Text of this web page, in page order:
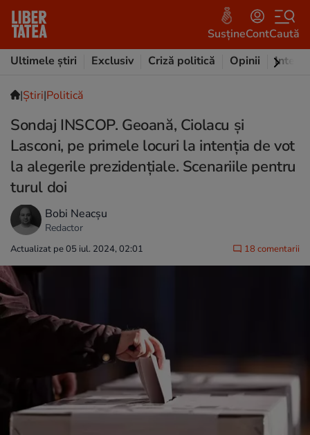
SusțineContCaută
Ultimele știri
Exclusiv Criză politică Opinii
|Ştiri|Politică
Sondaj INSCOP. Geoană, Ciolacu și
Lasconi, pe primele locuri la intenția de vot
la alegerile prezidențiale. Scenariile pentru
turul doi
Bobi Neacșu
Redactor
Actualizat pe 05 iul. 2024, 02:01 18 comentarii